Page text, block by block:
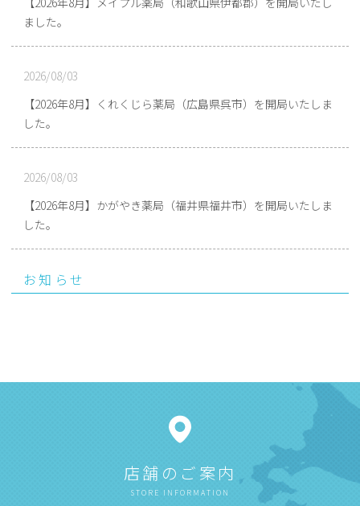
ました。
2026/08/03
【2026年8月】くれくじら薬局（広島県呉市）を開局いたしま
した。
2026/08/03
【2026年8月】かがやき薬局（福井県福井市）を開局いたしま
した。
お知らせ
店舗のご案内
STORE INFORMATION